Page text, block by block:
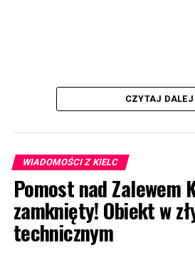
CZYTAJ DALEJ
WIADOMOŚCI Z KIELC
Pomost nad Zalewem
zamknięty! Obiekt w
technicznym